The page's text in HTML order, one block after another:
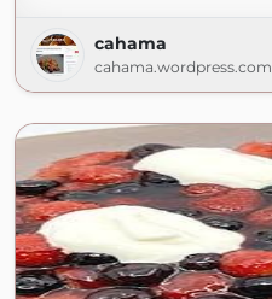
cahama
cahama.wordpress.com